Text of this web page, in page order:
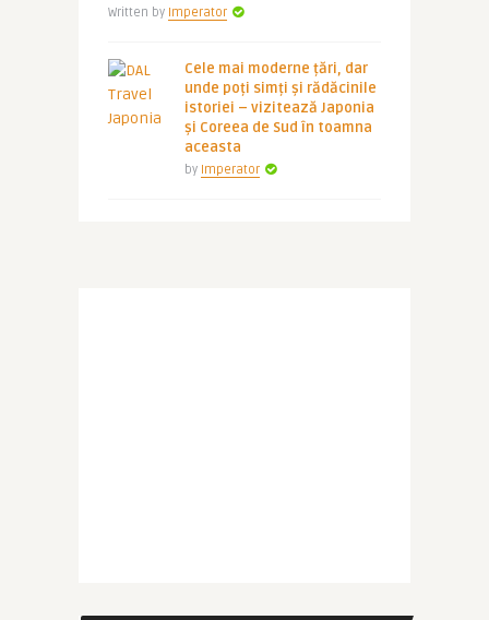
Written by Imperator
Cele mai moderne țări, dar
unde poți simți și rădăcinile
istoriei – vizitează Japonia
și Coreea de Sud în toamna
aceasta
by Imperator